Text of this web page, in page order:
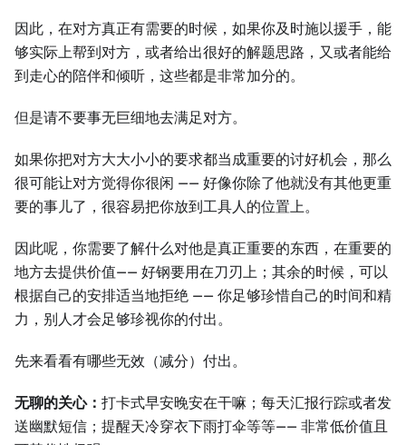
因此，在对方真正有需要的时候，如果你及时施以援手，能
够实际上帮到对方，或者给出很好的解题思路，又或者能给
到走心的陪伴和倾听，这些都是非常加分的。
但是请不要事无巨细地去满足对方。
如果你把对方大大小小的要求都当成重要的讨好机会，那么
很可能让对方觉得你很闲 —— 好像你除了他就没有其他更重
要的事儿了，很容易把你放到工具人的位置上。
因此呢，你需要了解什么对他是真正重要的东西，在重要的
地方去提供价值—— 好钢要用在刀刃上；其余的时候，可以
根据自己的安排适当地拒绝 —— 你足够珍惜自己的时间和精
力，别人才会足够珍视你的付出。
先来看看有哪些无效（减分）付出。
无聊的关心： 打卡式早安晚安在干嘛；每天汇报行踪或者发
送幽默短信；提醒天冷穿衣下雨打伞等等—— 非常低价值且